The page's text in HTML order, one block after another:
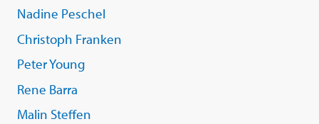
Nadine Peschel
Christoph Franken
Peter Young
Rene Barra
Malin Steffen